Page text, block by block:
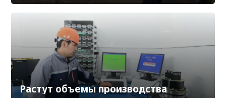
Растут объемы производства